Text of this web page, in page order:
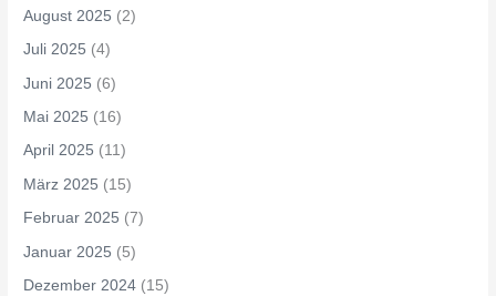
August 2025 (2)
Juli 2025 (4)
Juni 2025 (6)
Mai 2025 (16)
April 2025 (11)
März 2025 (15)
Februar 2025 (7)
Januar 2025 (5)
Dezember 2024 (15)